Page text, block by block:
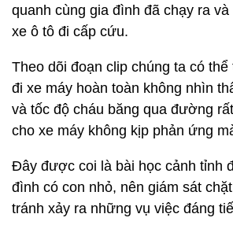
quanh cùng gia đình đã chạy ra
xe ô tô đi cấp cứu.
Theo dõi đoạn clip chúng ta có
đi xe máy hoàn toàn không nhìn
và tốc độ cháu băng qua đường
cho xe máy không kịp phản ứng
Đây được coi là bài học cảnh tỉnh
đình có con nhỏ, nên giám sát
tránh xảy ra những vụ việc đáng